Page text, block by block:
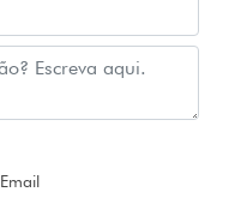
Email